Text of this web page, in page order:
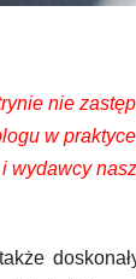
nie
w